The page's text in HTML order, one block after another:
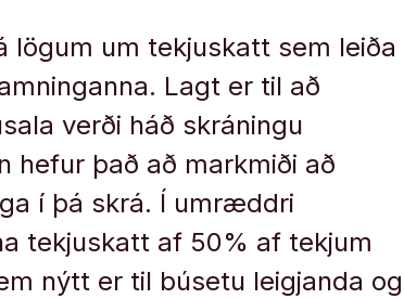
lögum um tekjuskatt sem leiða
Lagt er til að
verði háð skráningu
hefur það að markmiði að
í þá skrá. Í umræddri
tekjuskatt af 50% af tekjum
nýtt er til búsetu leigjanda og